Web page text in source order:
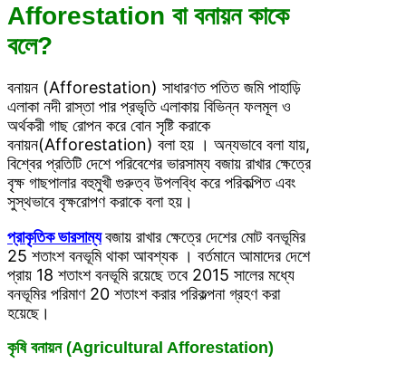
Afforestation বা বনায়ন কাকে
বলে?
বনায়ন (Afforestation) সাধারণত পতিত জমি পাহাড়ি
এলাকা নদী রাস্তা পার প্রভৃতি এলাকায় বিভিন্ন ফলমূল ও
অর্থকরী গাছ রোপন করে বোন সৃষ্টি করাকে
বনায়ন(Afforestation) বলা হয় । অন্যভাবে বলা যায়,
বিশ্বের প্রতিটি দেশে পরিবেশের ভারসাম্য বজায় রাখার ক্ষেত্রে
বৃক্ষ গাছপালার বহুমুখী গুরুত্ব উপলব্ধি করে পরিকল্পিত এবং
সুস্থভাবে বৃক্ষরোপণ করাকে বলা হয়।
প্রাকৃতিক ভারসাম্যবজায় রাখার ক্ষেত্রে দেশের মোট বনভূমির
25 শতাংশ বনভূমি থাকা আবশ্যক । বর্তমানে আমাদের দেশে
প্রায় 18 শতাংশ বনভূমি রয়েছে তবে 2015 সালের মধ্যে
বনভূমির পরিমাণ 20 শতাংশ করার পরিকল্পনা গ্রহণ করা
হয়েছে।
কৃষি বনায়ন (Agricultural Afforestation)